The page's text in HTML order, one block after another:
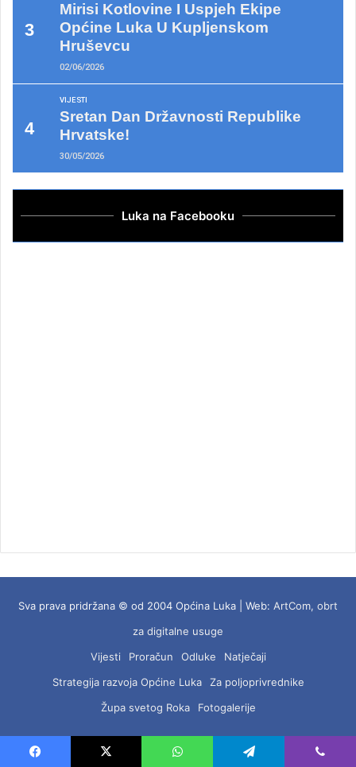
Mirisi Kotlovine I Uspjeh Ekipe
Općine Luka U Kupljenskom
Hruševcu
02/06/2026
VIJESTI
Sretan Dan Državnosti Republike
Hrvatske!
30/05/2026
Luka na Facebooku
Sva prava pridržana © od 2004 Općina Luka | Web: ArtCom, obrt
za digitalne usuge
Vijesti
Proračun Odluke
Natječaji
Strategija razvoja Općine Luka
Za poljoprivrednike
Župa svetog Roka
Fotogalerije